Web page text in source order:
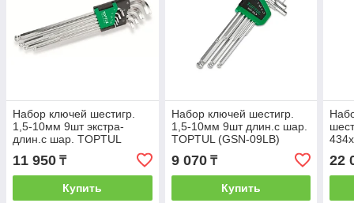
Набор ключей шестигр.
1,5-10мм 9шт экстра-
длин.с шар. TOPTUL
11 950 ₸
Купить
Набор ключей шестигр.
1,5-10мм 9шт длин.с шар.
TOPTUL (GSN-09LB)
9 070₸
Купить
22